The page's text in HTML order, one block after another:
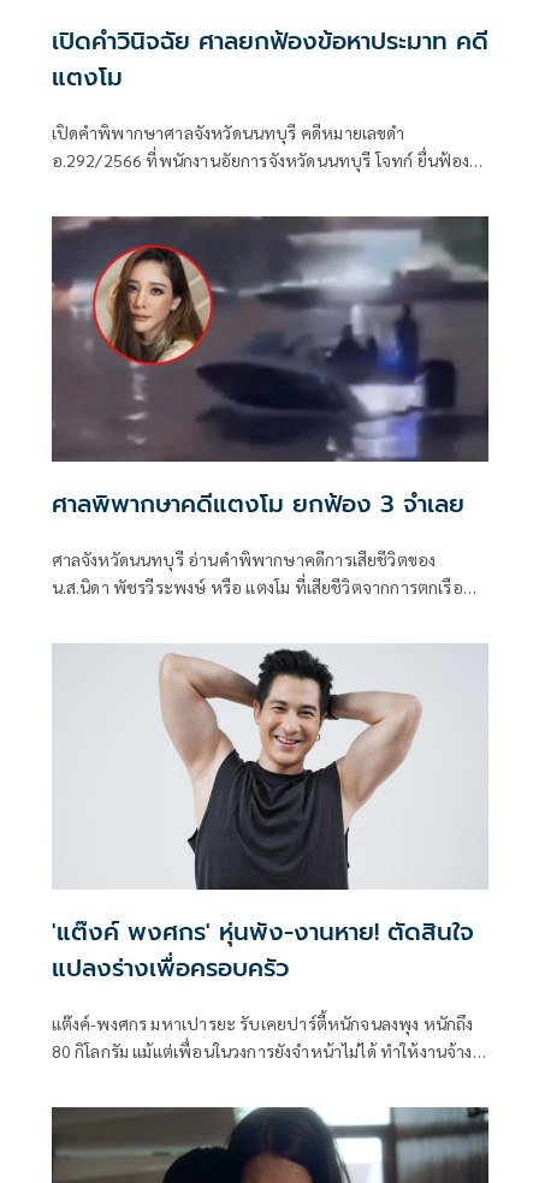
เปิดคำวินิจฉัย ศาลยกฟ้องข้อหาประมาท คดี
แตงโม
เปิดคำพิพากษาศาลจังหวัดนนทบุรี คดีหมายเลขดำ
อ.292/2566 ที่พนักงานอัยการจังหวัดนนทบุรี โจทก์ ยื่นฟ้อง
อบหรือจ็อบ กีรติสุทธิสาธร จำเลยที่ 2 นางสาวอิจศรินทร์หรือ
กระติก
ศาลพิพากษาคดีแตงโม ยกฟ้อง 3 จำเลย
ศาลจังหวัดนนทบุรี อ่านคำพิพากษาคดีการเสียชีวิตของ
น.ส.นิดา พัชรวีระพงษ์ หรือ แตงโม ที่เสียชีวิตจากการตกเรือ
นทร์ จุฑาสุขสวัสดิ์, แซน วิศาพัช มโนมัยรัตน์, จ๊อบ นิทัศน์ กีรติ
'แต๊งค์ พงศกร' หุ่นพัง-งานหาย! ตัดสินใจ
แปลงร่างเพื่อครอบครัว
แต๊งค์-พงศกร มหาเปารยะ รับเคยปาร์ตี้หนักจนลงพุง หนักถึง
80 กิโลกรัม แม้แต่เพื่อนในวงการยังจำหน้าไม่ได้ ทำให้งานจ้าง
หนักได้ถึงเดือนละ 10 กิโล จนทวงคืนร่างทองภายใน 4 เดือนได้
สำเร็จ โดยเจ้าตัวเปิดใจผ่านรายการ "คนแปลงร่าง"